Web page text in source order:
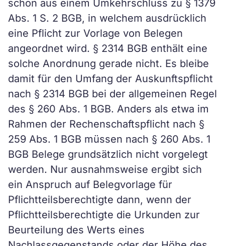
schon aus einem Umkehrschluss zu § 1379
Abs. 1 S. 2 BGB, in welchem ausdrücklich
eine Pflicht zur Vorlage von Belegen
angeordnet wird. § 2314 BGB enthält eine
solche Anordnung gerade nicht. Es bleibe
damit für den Umfang der Auskunftspflicht
nach § 2314 BGB bei der allgemeinen Regel
des § 260 Abs. 1 BGB. Anders als etwa im
Rahmen der Rechenschaftspflicht nach §
259 Abs. 1 BGB müssen nach § 260 Abs. 1
BGB Belege grundsätzlich nicht vorgelegt
werden. Nur ausnahmsweise ergibt sich
ein Anspruch auf Belegvorlage für
Pflichtteilsberechtigte dann, wenn der
Pflichtteilsberechtigte die Urkunden zur
Beurteilung des Werts eines